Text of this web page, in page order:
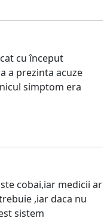
cu început
a prezinta acuze
simptom era
cobai,iar medicii ar
,iar daca nu
sistem